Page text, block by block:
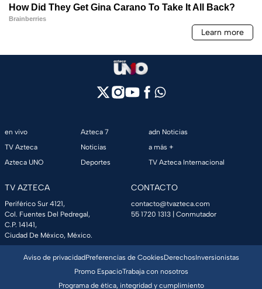
en vivo
TV Azteca
Azteca UNO
Azteca 7
Noticias
Deportes
adn Noticias
a más +
TV Azteca Internacional
TV AZTECA
Periférico Sur 4121,
Col. Fuentes Del Pedregal,
C.P. 14141,
Ciudad De México, México.
CONTACTO
contacto@tvazteca.com
55 1720 1313 | Conmutador
Aviso de privacidadPreferencias de CookiesDerechosInversionistas
Promo EspacioTrabaja con nosotros
Programa de ética, integridad y cumplimiento